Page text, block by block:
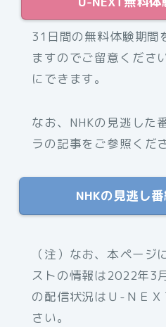
31日間の無料体験期間
ますのでご留意くださ
にできます。
なお、NHKの見逃した
ラの記事をご参照くだ
NHKの見逃し
（注）なお、本ページ
ストの情報は2022年3
の配信状況はＵ-ＮＥ
さい。